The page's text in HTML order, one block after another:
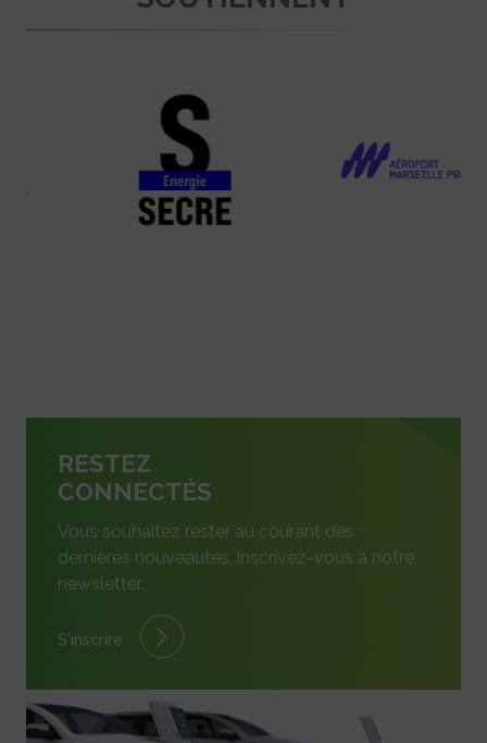
RESTEZ
CONNECTÉS
Vous souhaitez rester au courant des
dernières nouveautés, inscrivez-vous à notre
newsletter.
S'inscrire